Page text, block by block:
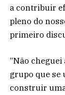
a contribuir
pleno do
primeiro
“Não
grupo que se
construir